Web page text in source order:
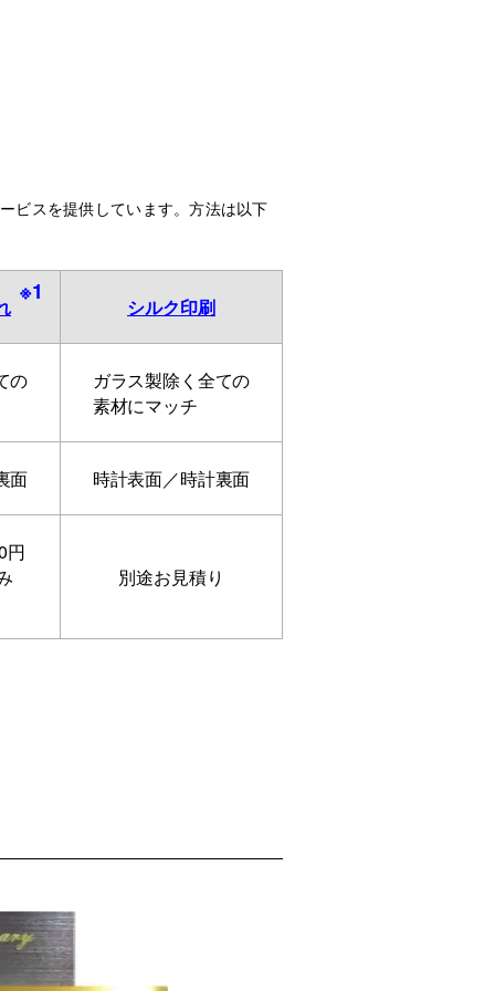
ビスを提供しています。方法は以下
※1
シルク印刷
の
ガラス製除く全ての
素材にマッチ
面 時計表面／時計裏面
円
別途お見積り